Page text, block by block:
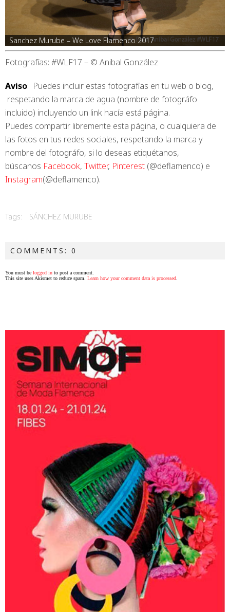
Sanchez Murube – We Love Flamenco 2017
Fotografías: #WLF17 – © Anibal González
Aviso: Puedes incluir estas fotografías en tu web o blog,
respetando la marca de agua (nombre de fotográfo
incluido) incluyendo un link hacía está página.
Puedes compartir libremente esta página, o cualquiera de
las fotos en tus redes sociales, respetando la marca y
nombre del fotográfo, si lo deseas etiquétanos,
búscanos Facebook, Twitter, Pinterest (@deflamenco) e
Instagram(@deflamenco).
Tags: SÁNCHEZ MURUBE
COMMENTS: 0
You must be logged in to post a comment.
This site uses Akismet to reduce spam. Learn how your comment data is processed.